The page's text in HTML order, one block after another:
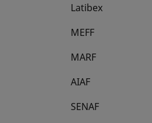
Latibex
se abre en una
MEFF
se abre en una
MARF
AIAF
SENAF